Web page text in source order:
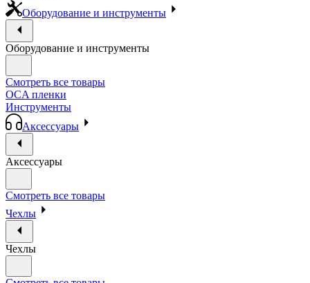
Оборудование и инструменты
Оборудование и инструменты
Смотреть все товары
OCA пленки
Инструменты
Аксессуары
Аксессуары
Смотреть все товары
Чехлы
Чехлы